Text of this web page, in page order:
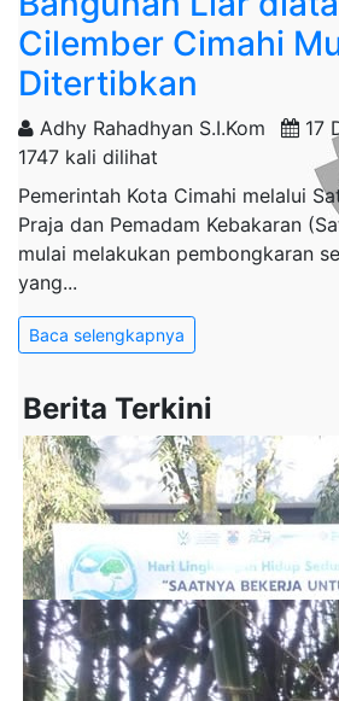
Cilember Cimahi
Ditertibkan
Adhy Rahadhyan S.I.Kom
17
1747 kali dilihat
Pemerintah Kota Cimahi melalui
Praja dan Pemadam Kebakaran
mulai melakukan pembongkaran
yang...
Baca selengkapnya
Berita Terkini